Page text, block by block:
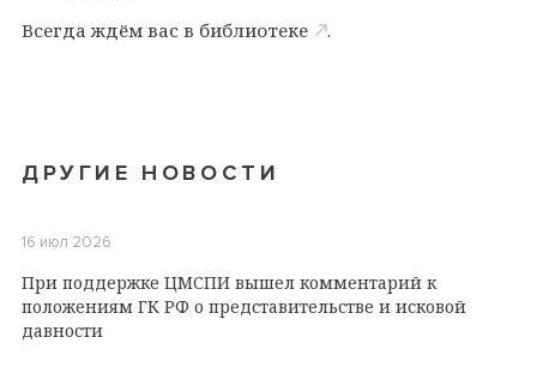
Всегда ждём вас в библиотеке .
ДРУГИЕ НОВОСТИ
16 июл 2026
При поддержке ЦМСПИ вышел комментарий к
положениям ГК РФ о представительстве и исковой
давности